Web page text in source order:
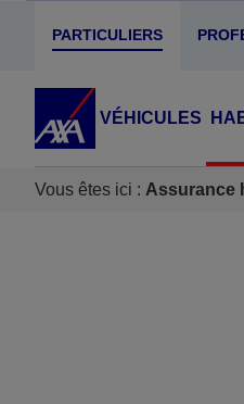
PARTICULIERS
VÉHICULES
Vous êtes ici : Assurance